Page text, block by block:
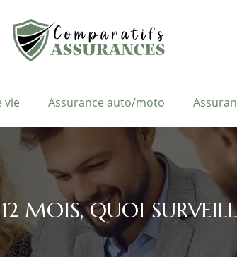
vie Assurance auto/moto
MOIS, QUOI